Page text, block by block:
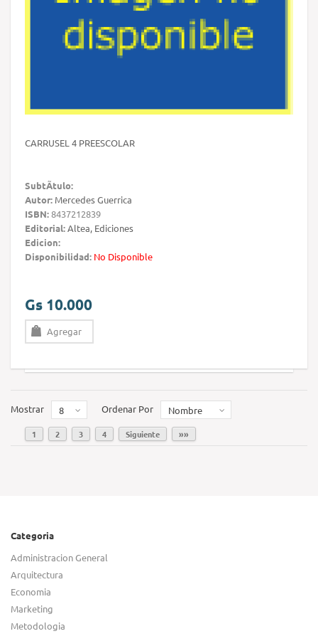
CARRUSEL 4 PREESCOLAR
SubtÃ­tulo:
Autor: Mercedes Guerrica
ISBN:8437212839
Editorial:Altea, Ediciones
Edicion:
Disponibilidad: No Disponible
Gs 10.000
Agregar
Mostrar 8 Ordenar Por Nombre
1 2 3 4 Siguiente »»
Categoria
Administracion General
Arquitectura
Economia
Marketing
Metodologia